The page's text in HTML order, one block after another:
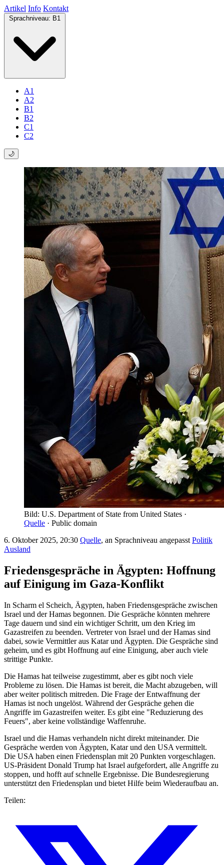
Artikel Info Kontakt
Sprachniveau: B1
A1
A2
B1
B2
C1
C2
🌙
Bild: U.S. Department of State from United States ·
Quelle · Public domain
6. Oktober 2025, 20:30 Quelle, an Sprachniveau angepasst Politik
Ausland
Friedensgespräche in Ägypten: Hoffnung
auf Einigung im Gaza-Konflikt
In Scharm el Scheich, Ägypten, haben Friedensgespräche zwischen
Israel und der Hamas begonnen. Die Gespräche könnten mehrere
Tage dauern und sind ein wichtiger Schritt, um den Krieg im
Gazastreifen zu beenden. Vertreter von Israel und der Hamas sind
dabei, sowie Vermittler aus Katar und Ägypten. Die Gespräche sind
geheim, und es gibt Hoffnung auf eine Einigung, aber auch viele
strittige Punkte.
Die Hamas hat teilweise zugestimmt, aber es gibt noch viele
Probleme zu lösen. Die Hamas ist bereit, die Macht abzugeben, will
aber weiter politisch mitreden. Die Frage der Entwaffnung der
Hamas ist noch ungelöst. Während der Gespräche gehen die
Angriffe im Gazastreifen weiter. Es gibt eine "Reduzierung des
Feuers", aber keine vollständige Waffenruhe.
Israel und die Hamas verhandeln nicht direkt miteinander. Die
Gespräche werden von Ägypten, Katar und den USA vermittelt.
Die USA haben einen Friedensplan mit 20 Punkten vorgeschlagen.
US-Präsident Donald Trump hat Israel aufgefordert, alle Angriffe zu
stoppen, und hofft auf schnelle Ergebnisse. Die Bundesregierung
unterstützt den Friedensplan und bietet Hilfe beim Wiederaufbau an.
Teilen: